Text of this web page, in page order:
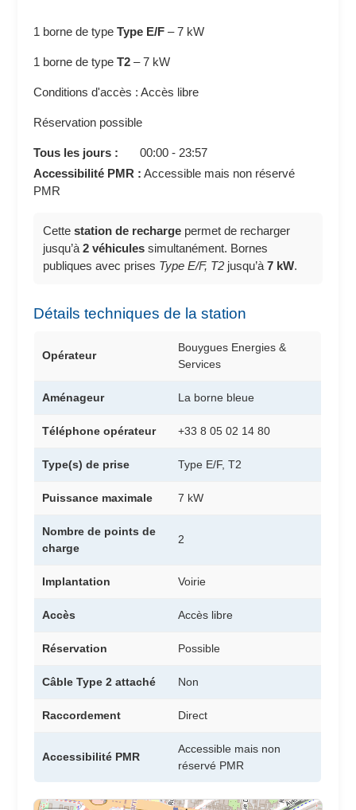
1 borne de typeType E/F –7 kW
1 borne de typeT2 –7 kW
Conditions d'accès : Accès libre
Réservation possible
Tous les jours :
00:00 - 23:57
Accessibilité PMR : Accessible mais non réservé
PMR
Cettestation de recharge permet de recharger
jusqu’à2 véhicules simultanément. Bornes
publiques avec prises Type E/F, T2 jusqu’à7 kW.
Détails techniques de la station
Opérateur
Bouygues Energies &
Services
Aménageur La borne bleue
Téléphone opérateur +33 8 05 02 14 80
Type(s) de prise Type E/F, T2
Puissance maximale 7 kW
Nombre de points de
charge
2
Implantation Voirie
Accès Accès libre
Réservation Possible
Câble Type 2 attaché Non
Raccordement Direct
Accessibilité PMR
Accessible mais non
réservé PMR